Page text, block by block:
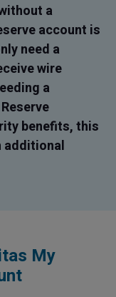
a
account is
need a
wire
a
benefits, this
additional
My